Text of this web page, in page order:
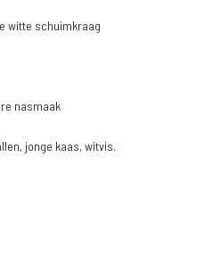
witte schuimkraag
nasmaak
jonge kaas, witvis.